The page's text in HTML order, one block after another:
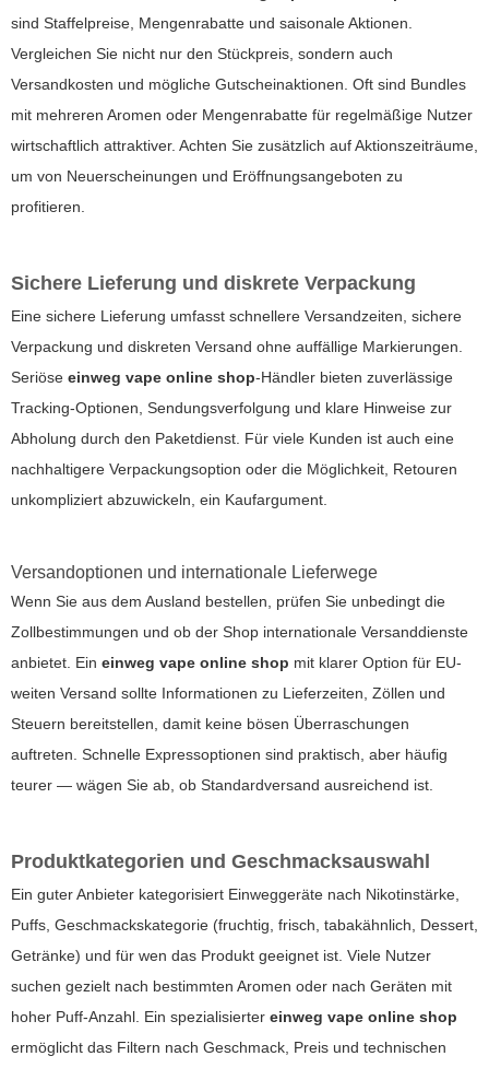
sind Staffelpreise, Mengenrabatte und saisonale Aktionen.
Vergleichen Sie nicht nur den Stückpreis, sondern auch
Versandkosten und mögliche Gutscheinaktionen. Oft sind Bundles
mit mehreren Aromen oder Mengenrabatte für regelmäßige Nutzer
wirtschaftlich attraktiver. Achten Sie zusätzlich auf Aktionszeiträume,
um von Neuerscheinungen und Eröffnungsangeboten zu
profitieren.
Sichere Lieferung und diskrete Verpackung
Eine sichere Lieferung umfasst schnellere Versandzeiten, sichere
Verpackung und diskreten Versand ohne auffällige Markierungen.
Seriöse einweg vape online shop-Händler bieten zuverlässige
Tracking-Optionen, Sendungsverfolgung und klare Hinweise zur
Abholung durch den Paketdienst. Für viele Kunden ist auch eine
nachhaltigere Verpackungsoption oder die Möglichkeit, Retouren
unkompliziert abzuwickeln, ein Kaufargument.
Versandoptionen und internationale Lieferwege
Wenn Sie aus dem Ausland bestellen, prüfen Sie unbedingt die
Zollbestimmungen und ob der Shop internationale Versanddienste
anbietet. Ein einweg vape online shop mit klarer Option für EU-
weiten Versand sollte Informationen zu Lieferzeiten, Zöllen und
Steuern bereitstellen, damit keine bösen Überraschungen
auftreten. Schnelle Expressoptionen sind praktisch, aber häufig
teurer — wägen Sie ab, ob Standardversand ausreichend ist.
Produktkategorien und Geschmacksauswahl
Ein guter Anbieter kategorisiert Einweggeräte nach Nikotinstärke,
Puffs, Geschmackskategorie (fruchtig, frisch, tabakähnlich, Dessert,
Getränke) und für wen das Produkt geeignet ist. Viele Nutzer
suchen gezielt nach bestimmten Aromen oder nach Geräten mit
hoher Puff-Anzahl. Ein spezialisierter einweg vape online shop
ermöglicht das Filtern nach Geschmack, Preis und technischen